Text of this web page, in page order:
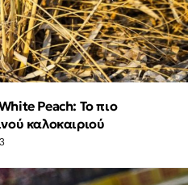
Peach: Το πιο
καλοκαιριού